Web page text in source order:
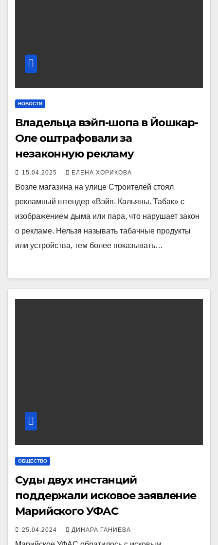
НОВОСТИ
Владельца вэйп-шопа в Йошкар-
Оле оштрафовали за
незаконную рекламу
15.04.2025 ЕЛЕНА ХОРИКОВА
Возле магазина на улице Строителей стоял
рекламный штендер «Вэйп. Кальяны. Табак» с
изображением дыма или пара, что нарушает закон
о рекламе. Нельзя называть табачные продукты
или устройства, тем более показывать…
ОБЩЕСТВО
Суды двух инстанций
поддержали исковое заявление
Марийского УФАС
25.04.2024 ДИНАРА ГАНИЕВА